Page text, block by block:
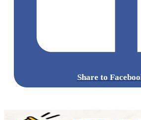
Share to